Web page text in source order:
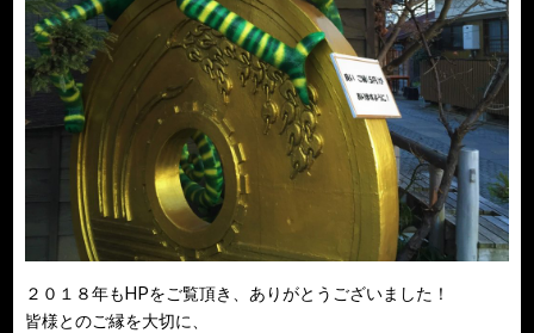
２０１８年もHPをご覧頂き、ありがとうございました！
皆様とのご縁を大切に、